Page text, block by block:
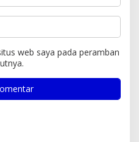
web saya pada peramban